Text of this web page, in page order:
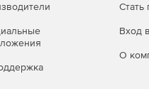
Стать
Вход
О